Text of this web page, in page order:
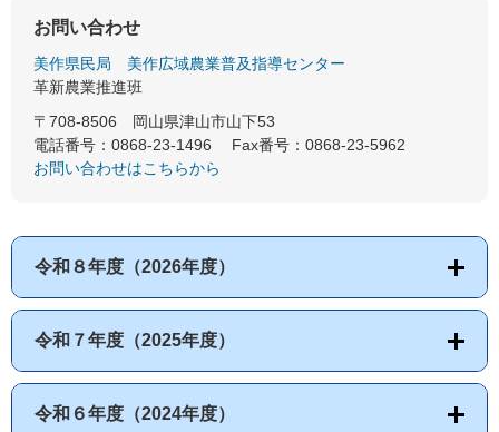
お問い合わせ
美作県民局
美作広域農業普及指導センター
革新農業推進班
〒708-8506
岡山県津山市山下53
電話番号：0868-23-1496
Fax番号：0868-23-5962
お問い合わせはこちらから
令和８年度（2026年度）
令和７年度（2025年度）
令和６年度（2024年度）